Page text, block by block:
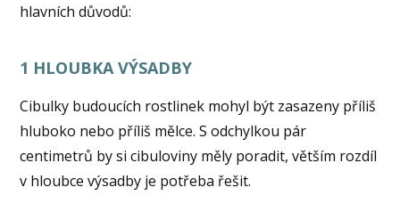
hlavních důvodů:
1 HLOUBKA VÝSADBY
Cibulky budoucích rostlinek mohyl být zasazeny příliš
hluboko nebo příliš mělce. S odchylkou pár
centimetrů by si cibuloviny měly poradit, větším rozdíl
v hloubce výsadby je potřeba řešit.